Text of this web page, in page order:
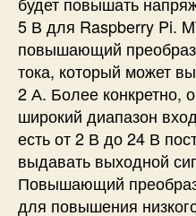
5 В для Raspberry Pi.
повышающий
тока, который может
2 А. Более конкретно,
широкий диапазон
есть от 2 В до 24 В
выдавать выходной
Повышающий
для повышения